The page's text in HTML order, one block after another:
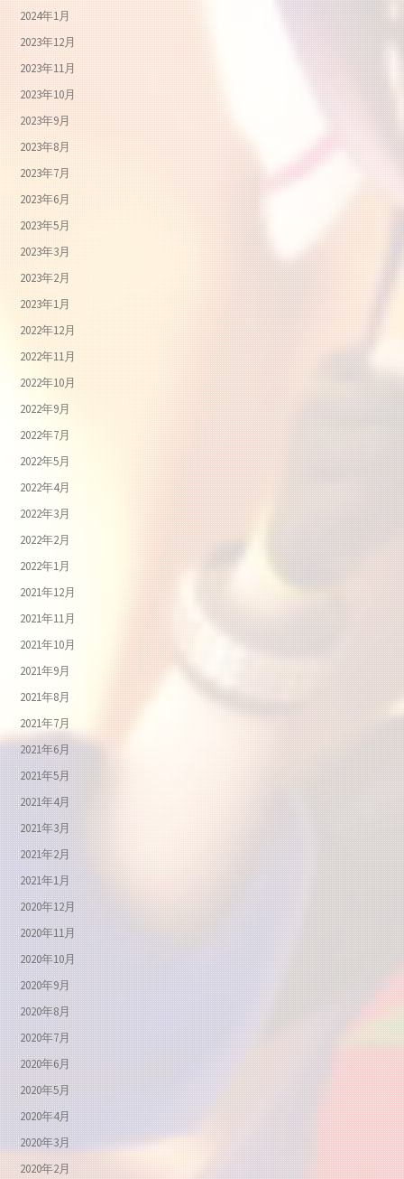
2024年1月
2023年12月
2023年11月
2023年10月
2023年9月
2023年8月
2023年7月
2023年6月
2023年5月
2023年3月
2023年2月
2023年1月
2022年12月
2022年11月
2022年10月
2022年9月
2022年7月
2022年5月
2022年4月
2022年3月
2022年2月
2022年1月
2021年12月
2021年11月
2021年10月
2021年9月
2021年8月
2021年7月
2021年6月
2021年5月
2021年4月
2021年3月
2021年2月
2021年1月
2020年12月
2020年11月
2020年10月
2020年9月
2020年8月
2020年7月
2020年6月
2020年5月
2020年4月
2020年3月
2020年2月